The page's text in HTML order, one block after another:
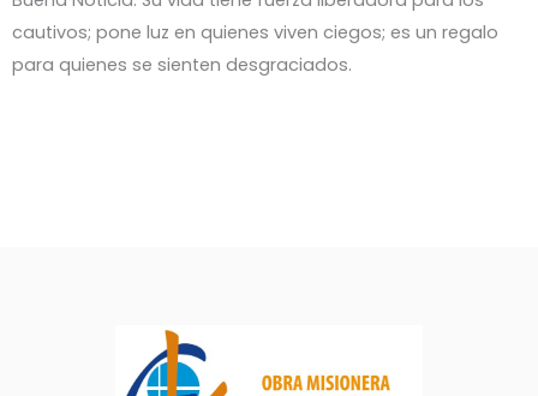
cautivos; pone luz en quienes viven ciegos; es un regalo
para quienes se sienten desgraciados.